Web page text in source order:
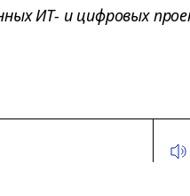
ИТ- и цифровых